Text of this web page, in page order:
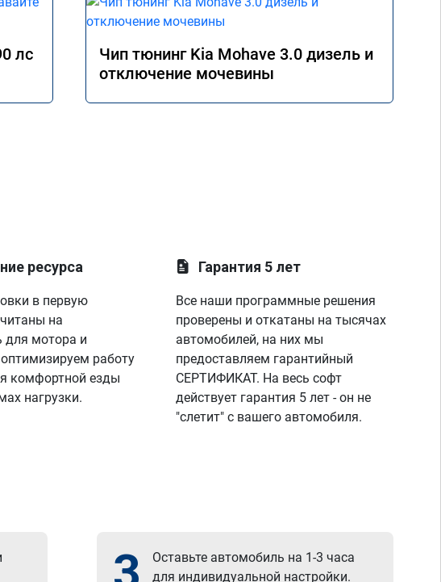
лс
Чип тюнинг Kia Mohave 3.0 дизель и
отключение мочевины
ресурса
в первую
на
для мотора и
работу
комфортной езды
нагрузки.
Гарантия 5 лет
Все наши программные решения
проверены и откатаны на тысячах
автомобилей, на них мы
предоставляем гарантийный
СЕРТИФИКАТ. На весь софт
действует гарантия 5 лет - он не
"слетит" с вашего автомобиля.
Оставьте автомобиль на 1-3 часа
для индивидуальной настройки.